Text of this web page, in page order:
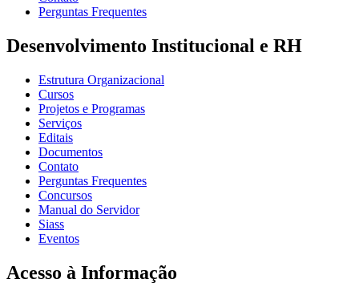
Perguntas Frequentes
Desenvolvimento Institucional e RH
Estrutura Organizacional
Cursos
Projetos e Programas
Serviços
Editais
Documentos
Contato
Perguntas Frequentes
Concursos
Manual do Servidor
Siass
Eventos
Acesso à Informação